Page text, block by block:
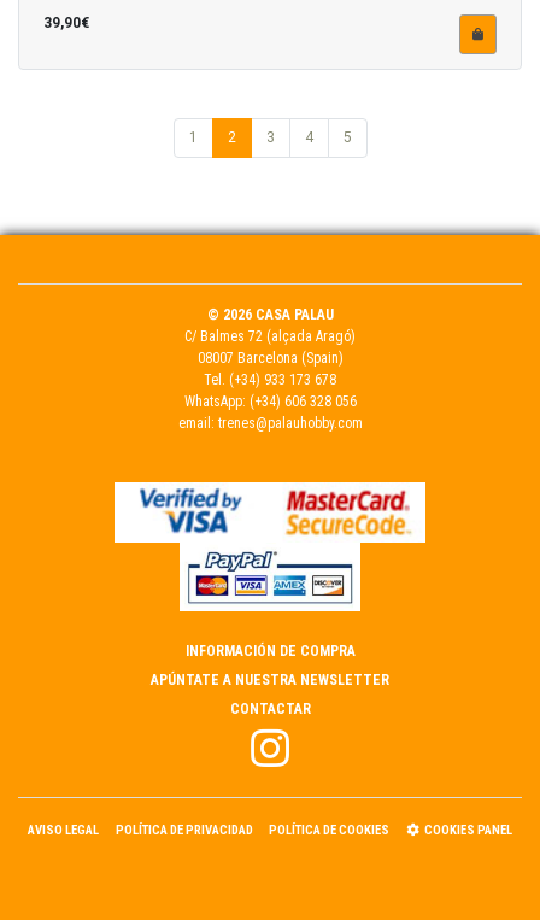
39,90€
1 2 3 4 5
© 2026 CASA PALAU
C/ Balmes 72 (alçada Aragó)
08007 Barcelona (Spain)
Tel. (+34) 933 173 678
WhatsApp: (+34) 606 328 056
email: trenes@palauhobby.com
INFORMACIÓN DE COMPRA
APÚNTATE A NUESTRA NEWSLETTER
CONTACTAR
AVISO LEGAL POLÍTICA DE PRIVACIDAD POLÍTICA DE COOKIES COOKIES PANEL